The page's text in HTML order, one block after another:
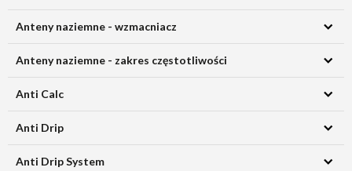
Anteny naziemne - wzmacniacz
Anteny naziemne - zakres częstotliwości
Anti Calc
Anti Drip
Anti Drip System